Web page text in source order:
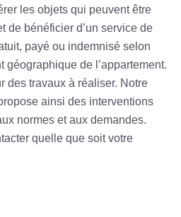
les objets qui peuvent être
de bénéficier d’un service de
payé ou indemnisé selon
géographique de l’appartement.
des travaux à réaliser. Notre
ainsi des interventions
normes et aux demandes.
quelle que soit votre